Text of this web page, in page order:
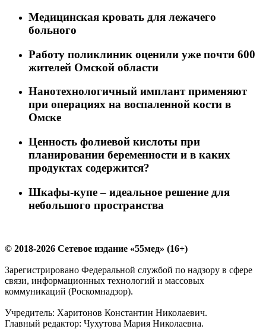
Медицинская кровать для лежачего
больного
Работу поликлиник оценили уже почти 600
жителей Омской области
Нанотехнологичный имплант применяют
при операциях на воспаленной кости в
Омске
Ценность фолиевой кислоты при
планировании беременности и в каких
продуктах содержится?
Шкафы-купе – идеальное решение для
небольшого пространства
© 2018-2026 Сетевое издание «55мед» (16+)
Зарегистрировано Федеральной службой по надзору в сфере
связи, информационных технологий и массовых
коммуникаций (Роскомнадзор).
Учредитель: Харитонов Константин Николаевич.
Главный редактор: Чухутова Мария Николаевна.